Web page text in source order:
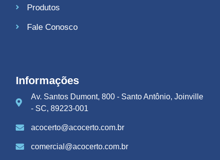
Produtos
Fale Conosco
Informações
Av. Santos Dumont, 800 - Santo Antônio, Joinville
- SC, 89223-001
acocerto@acocerto.com.br
comercial@acocerto.com.br